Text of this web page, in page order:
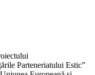
Parteneriatului Estic”